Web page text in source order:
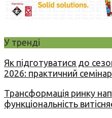
У тренді
Як підготуватися до
2026: практичний
Трансформація ринку
функціональність